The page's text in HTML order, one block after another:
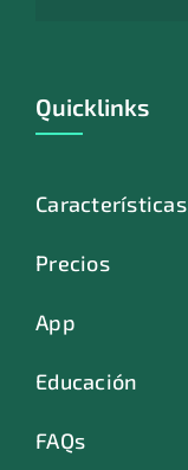
Quicklinks
Características
Precios
App
Educación
FAQs